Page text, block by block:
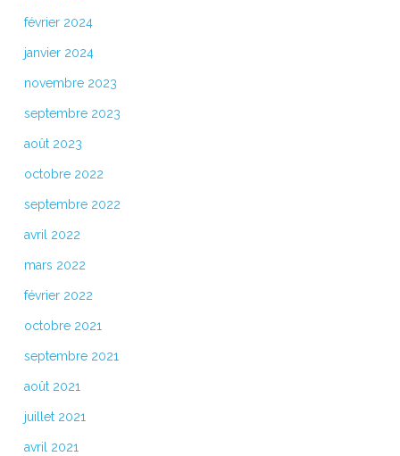
février 2024
janvier 2024
novembre 2023
septembre 2023
août 2023
octobre 2022
septembre 2022
avril 2022
mars 2022
février 2022
octobre 2021
septembre 2021
août 2021
juillet 2021
avril 2021